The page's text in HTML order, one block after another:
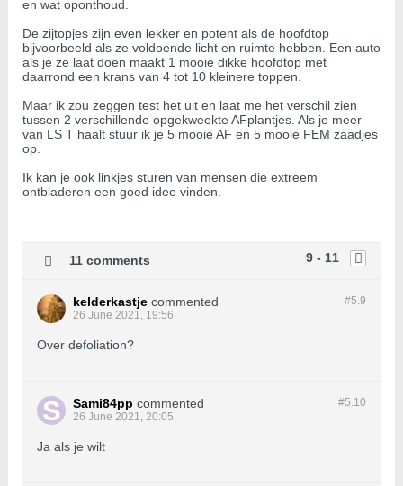
en wat oponthoud.
De zijtopjes zijn even lekker en potent als de hoofdtop
bijvoorbeeld als ze voldoende licht en ruimte hebben. Een auto
als je ze laat doen maakt 1 mooie dikke hoofdtop met
daarrond een krans van 4 tot 10 kleinere toppen.
Maar ik zou zeggen test het uit en laat me het verschil zien
tussen 2 verschillende opgekweekte AFplantjes. Als je meer
van LS T haalt stuur ik je 5 mooie AF en 5 mooie FEM zaadjes
op.
Ik kan je ook linkjes sturen van mensen die extreem
ontbladeren een goed idee vinden.
9 - 11
11 comments
#5.9
kelderkastje commented
26 June 2021, 19:56
Over defoliation?
#5.10
Sami84pp commented
26 June 2021, 20:05
Ja als je wilt